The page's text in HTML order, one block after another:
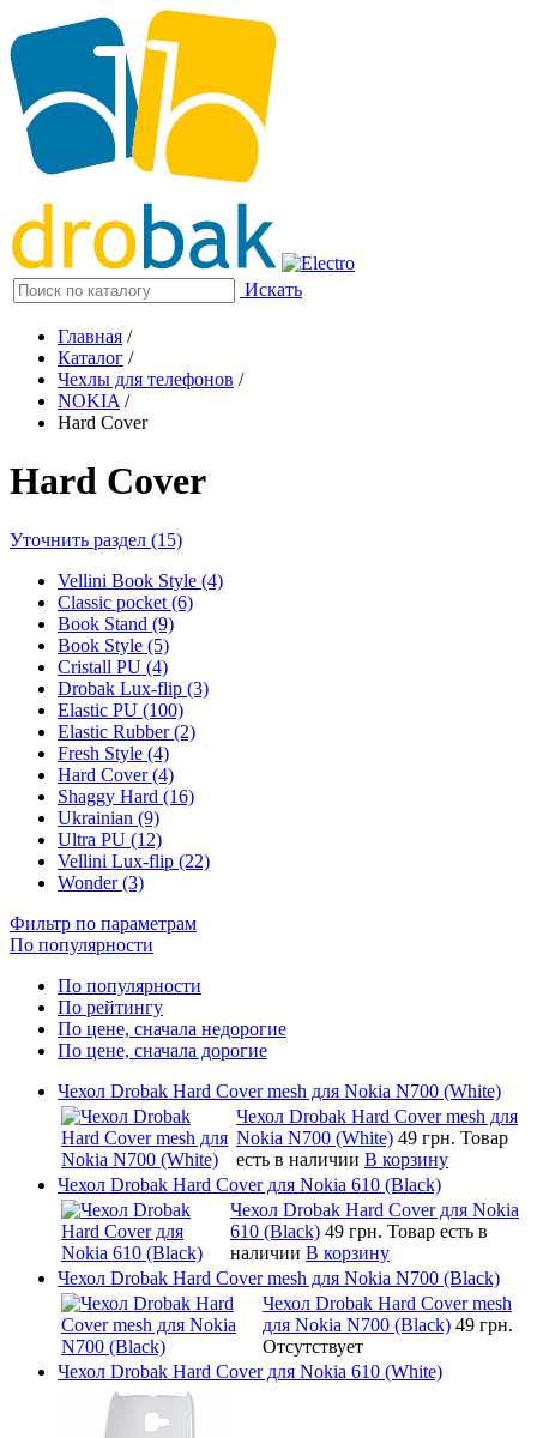
Искать
Главная /
Каталог /
Чехлы для телефонов /
NOKIA /
Hard Cover
Hard Cover
Уточнить раздел (15)
Vellini Book Style (4)
Classic pocket (6)
Book Stand (9)
Book Style (5)
Cristall PU (4)
Drobak Lux-flip (3)
Elastic PU (100)
Elastic Rubber (2)
Fresh Style (4)
Hard Cover (4)
Shaggy Hard (16)
Ukrainian (9)
Ultra PU (12)
Vellini Lux-flip (22)
Wonder (3)
Фильтр по параметрам
По популярности
По популярности
По рейтингу
По цене, сначала недорогие
По цене, сначала дорогие
Чехол Drobak Hard Cover mesh для Nokia N700 (White)
Чехол Drobak Hard Cover mesh для
Nokia N700 (White) 49 грн. Товар
есть в наличии В корзину
Чехол Drobak Hard Cover для Nokia 610 (Black)
Чехол Drobak Hard Cover для Nokia
610 (Black) 49 грн. Товар есть в
наличии В корзину
Чехол Drobak Hard Cover mesh для Nokia N700 (Black)
Чехол Drobak Hard Cover mesh
для Nokia N700 (Black) 49 грн.
Отсутствует
Чехол Drobak Hard Cover для Nokia 610 (White)